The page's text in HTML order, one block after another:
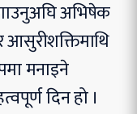
अभिषेक
आसुरीशक्तिमाथि
मनाइने
दिन हो ।